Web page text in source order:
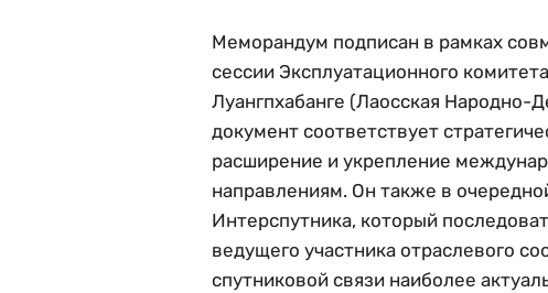
Меморандум подписан в рамках
сессии Эксплуатационного
Луангпхабанге (Лаосская Народно-
документ соответствует
расширение и укрепление
направлениям. Он также в
Интерспутника, который
ведущего участника отраслевого
спутниковой связи наиболее